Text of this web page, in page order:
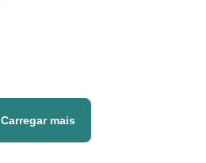
Carregar mais